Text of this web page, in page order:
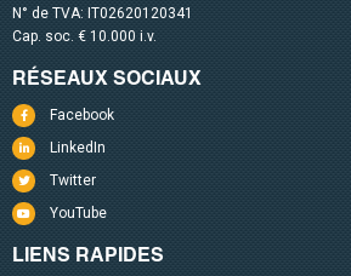
N° de TVA: IT02620120341
Cap. soc. € 10.000 i.v.
RÉSEAUX SOCIAUX
Facebook
LinkedIn
Twitter
YouTube
LIENS RAPIDES